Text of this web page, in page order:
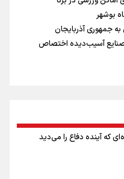
بوشهر
به جمهوری آذربایجان
صنایع آسیب‌دیده اختصاص
پذیرش شروط ایران از سوی
ندارد
جدی دوران جنگ است/ خطر از
که آینده دفاع را می‌دید